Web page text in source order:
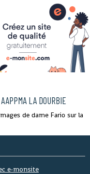
LA DOURBIE
de dame Fario sur la
e-monsite